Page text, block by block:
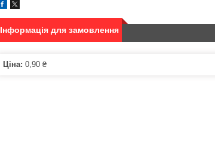
Інформація для замовлення
Ціна: 0,90 ₴